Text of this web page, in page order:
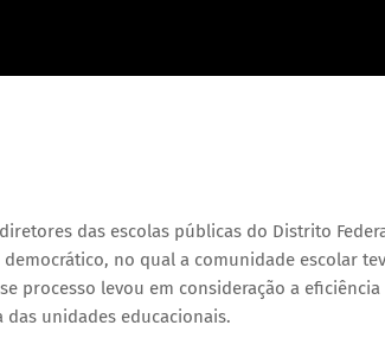
das escolas públicas do Distrito
no qual a comunidade escolar
processo levou em consideração a eficiência
unidades educacionais.